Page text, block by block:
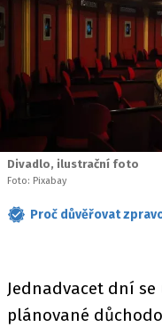
Divadlo, ilustrační foto
Foto: Pixabay
Proč důvěřovat
Jednadvacet dní
plánované